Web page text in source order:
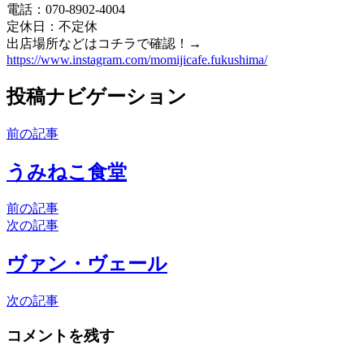
電話：070-8902-4004
定休日：不定休
出店場所などはコチラで確認！→
https://www.instagram.com/momijicafe.fukushima/
投稿ナビゲーション
前の記事
うみねこ食堂
前の記事
次の記事
ヴァン・ヴェール
次の記事
コメントを残す